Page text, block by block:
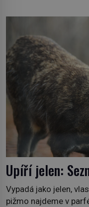
plán dokončit. Pod
směs s názvem
pro nic za nic, […]
Upíří jelen:
Vypadá jako jelen,
pižmo najdeme v